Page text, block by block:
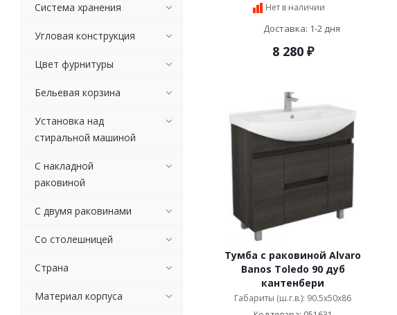
Нет в наличии
Доставка: 1-2 дня
8 280₽
Тумба с раковиной Alvaro
Banos Toledo 90 дуб
кантенбери
Габариты (ш.г.в.): 90.5x50x86
Jacob Delafon (
Kerama Marazzi (48
Labor Legno (11
Marka One (37)
Migliore (136
Milardo ( 11)
Onika (275
Opadiris (
Ravak (2)
Runo (
Sanflor (348
Система хранения
Угловая конструкция
Цвет фурнитуры
Бельевая корзина
Установка над
стиральной машиной
С накладной
раковиной
С двумя раковинами
Со столешницей
Страна
Материал корпуса